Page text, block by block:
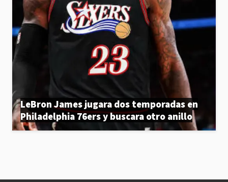
LeBron James jugara dos temporadas en
Philadelphia 76ers y buscara otro anillo